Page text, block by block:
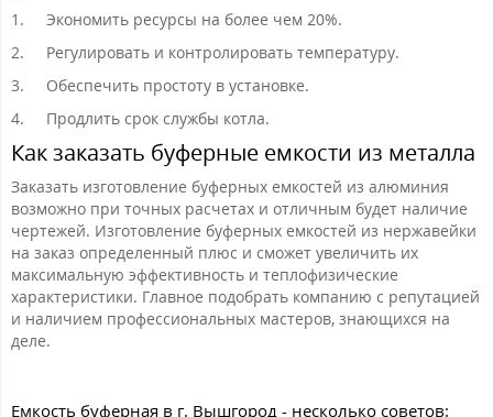
1.
Экономить ресурсы на более чем 20%.
2.
Регулировать и контролировать температуру.
3.
Обеспечить простоту в установке.
4.
Продлить срок службы котла.
Как заказать буферные емкости из металла
Заказать изготовление буферных емкостей из алюминия
возможно при точных расчетах и отличным будет наличие
чертежей. Изготовление буферных емкостей из нержавейки
на заказ определенный плюс и сможет увеличить их
максимальную эффективность и теплофизические
характеристики. Главное подобрать компанию с репутацией
и наличием профессиональных мастеров, знающихся на
деле.
Емкость буферная в г. Вышгород - несколько советов: